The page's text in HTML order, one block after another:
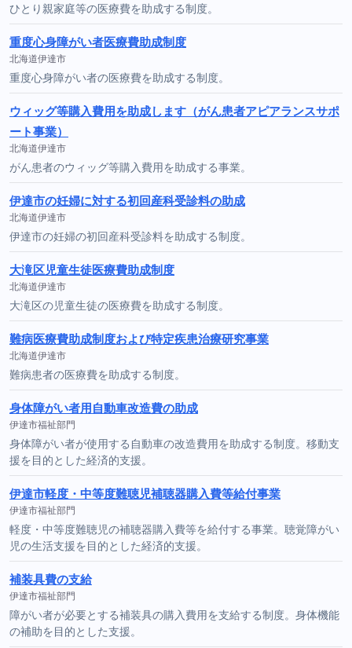
ひとり親家庭等の医療費を助成する制度。
重度心身障がい者医療費助成制度
北海道伊達市
重度心身障がい者の医療費を助成する制度。
ウィッグ等購入費用を助成します（がん患者アピアランスサポ
ート事業）
北海道伊達市
がん患者のウィッグ等購入費用を助成する事業。
伊達市の妊婦に対する初回産科受診料の助成
北海道伊達市
伊達市の妊婦の初回産科受診料を助成する制度。
大滝区児童生徒医療費助成制度
北海道伊達市
大滝区の児童生徒の医療費を助成する制度。
難病医療費助成制度および特定疾患治療研究事業
北海道伊達市
難病患者の医療費を助成する制度。
身体障がい者用自動車改造費の助成
伊達市福祉部門
身体障がい者が使用する自動車の改造費用を助成する制度。移動支
援を目的とした経済的支援。
伊達市軽度・中等度難聴児補聴器購入費等給付事業
伊達市福祉部門
軽度・中等度難聴児の補聴器購入費等を給付する事業。聴覚障がい
児の生活支援を目的とした経済的支援。
補装具費の支給
伊達市福祉部門
障がい者が必要とする補装具の購入費用を支給する制度。身体機能
の補助を目的とした支援。